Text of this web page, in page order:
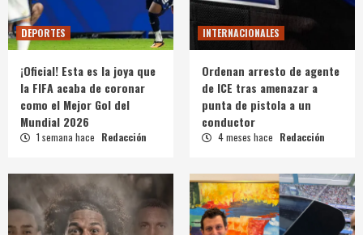
DEPORTES
¡Oficial! Esta es la joya que
la FIFA acaba de coronar
como el Mejor Gol del
Mundial 2026
1 semana hace Redacción
INTERNACIONALES
Ordenan arresto de agente
de ICE tras amenazar a
punta de pistola a un
conductor
4 meses hace Redacción